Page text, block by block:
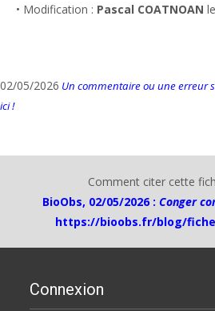
• Modification : Pascal COATNOAN
02/05/2026 Un commentaire ou une erreur
ici !
Comment citer cette
BioObs, 02/05/2026 : Conger
https://bioobs.fr/blog/
Connexion